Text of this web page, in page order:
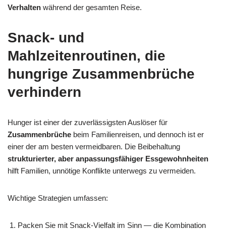
Verhalten während der gesamten Reise.
Snack- und
Mahlzeitenroutinen, die
hungrige Zusammenbrüche
verhindern
Hunger ist einer der zuverlässigsten Auslöser für
Zusammenbrüche beim Familienreisen, und dennoch ist er
einer der am besten vermeidbaren. Die Beibehaltung
strukturierter, aber anpassungsfähiger Essgewohnheiten
hilft Familien, unnötige Konflikte unterwegs zu vermeiden.
Wichtige Strategien umfassen:
Packen Sie mit Snack-Vielfalt im Sinn — die Kombination